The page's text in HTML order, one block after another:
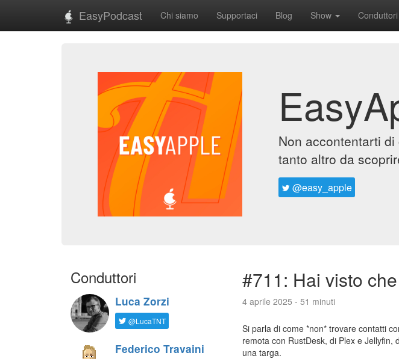
EasyPodcast Chi siamo Supportaci Blog Show Conduttori
Non accontentarti
tanto altro da
@easy_apple
Conduttori
Luca Zorzi
@LucaTNT
Federico Travaini
#711: Hai visto
4 aprile 2025 - 51 minuti
Si parla di come *non* trovare contatti
remota con RustDesk, di Plex e
una targa.